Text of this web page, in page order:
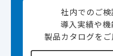
社内でのご検
導入実績や
製品カタログをご